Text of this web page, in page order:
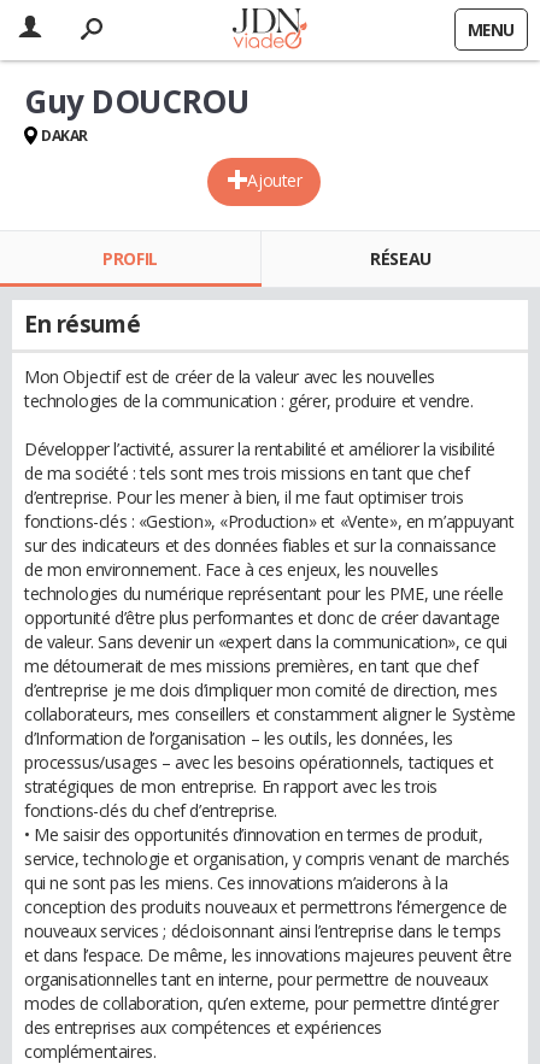
MENU
Ajouter
Guy DOUCROU
DAKAR
PROFIL RÉSEAU
En résumé
Mon Objectif est de créer de la valeur avec les nouvelles
technologies de la communication : gérer, produire et vendre.
Développer l’activité, assurer la rentabilité et améliorer la visibilité
de ma société : tels sont mes trois missions en tant que chef
d’entreprise. Pour les mener à bien, il me faut optimiser trois
fonctions-clés : «Gestion», «Production» et «Vente», en m’appuyant
sur des indicateurs et des données fiables et sur la connaissance
de mon environnement. Face à ces enjeux, les nouvelles
technologies du numérique représentant pour les PME, une réelle
opportunité d’être plus performantes et donc de créer davantage
de valeur. Sans devenir un «expert dans la communication», ce qui
me détournerait de mes missions premières, en tant que chef
d’entreprise je me dois d’impliquer mon comité de direction, mes
collaborateurs, mes conseillers et constamment aligner le Système
d’Information de l’organisation – les outils, les données, les
processus/usages – avec les besoins opérationnels, tactiques et
stratégiques de mon entreprise. En rapport avec les trois
fonctions-clés du chef d’entreprise.
• Me saisir des opportunités d’innovation en termes de produit,
service, technologie et organisation, y compris venant de marchés
qui ne sont pas les miens. Ces innovations m’aiderons à la
conception des produits nouveaux et permettrons l’émergence de
nouveaux services ; décloisonnant ainsi l’entreprise dans le temps
et dans l’espace. De même, les innovations majeures peuvent être
organisationnelles tant en interne, pour permettre de nouveaux
modes de collaboration, qu’en externe, pour permettre d’intégrer
des entreprises aux compétences et expériences
complémentaires.